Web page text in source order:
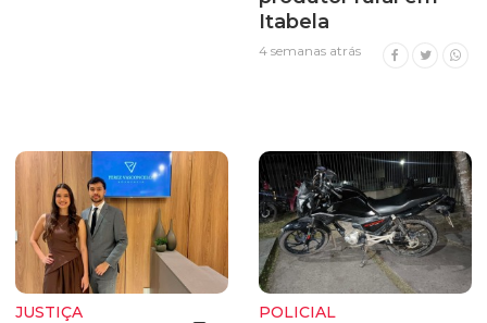
Itabela
4 semanas atrás
JUSTIÇA POLICIAL